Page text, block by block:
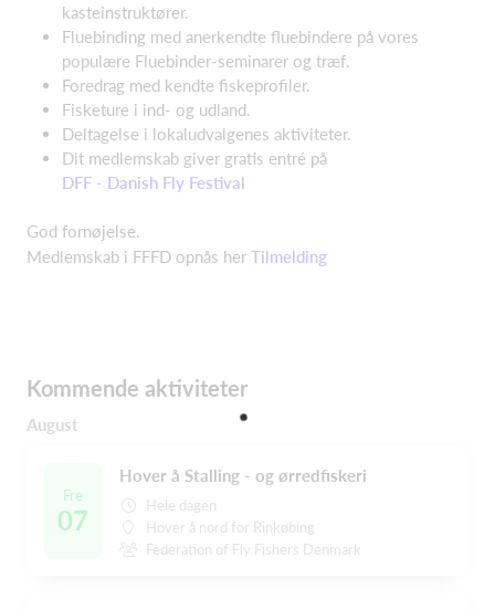
kasteinstruktører.
Fluebinding med anerkendte fluebindere på vores
populære Fluebinder-seminarer og træf.
Foredrag med kendte fiskeprofiler.
Fisketure i ind- og udland.
Deltagelse i lokaludvalgenes aktiviteter.
Dit medlemskab giver gratis entré på
DFF - Danish Fly Festival
God fornøjelse.
Medlemskab i FFFD opnås her Tilmelding
Kommende aktiviteter
August
Fre
07
Hover å Stalling - og ørredfiskeri
Hele dagen
Hover å nord for Rinkøbing
Federation of Fly Fishers Denmark